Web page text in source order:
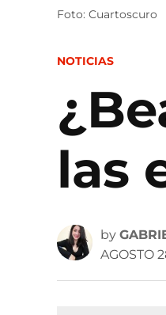
Foto: Cuartoscuro
POSTED
NOTICIAS
las
by
AGOSTO